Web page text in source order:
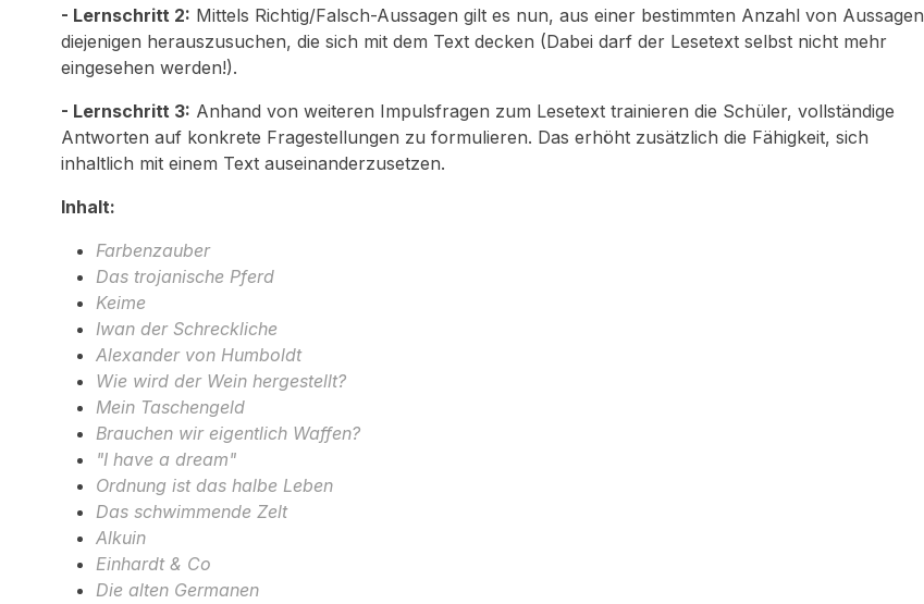
- Lernschritt 2: Mittels Richtig/Falsch-Aussagen gilt es nun, aus einer bestimmten Anzahl von Aussagen
diejenigen herauszusuchen, die sich mit dem Text decken (Dabei darf der Lesetext selbst nicht mehr
eingesehen werden!).
- Lernschritt 3: Anhand von weiteren Impulsfragen zum Lesetext trainieren die Schüler, vollständige
Antworten auf konkrete Fragestellungen zu formulieren. Das erhöht zusätzlich die Fähigkeit, sich
inhaltlich mit einem Text auseinanderzusetzen.
Inhalt:
Farbenzauber
Das trojanische Pferd
Keime
Iwan der Schreckliche
Alexander von Humboldt
Wie wird der Wein hergestellt?
Mein Taschengeld
Brauchen wir eigentlich Waffen?
"I have a dream"
Ordnung ist das halbe Leben
Das schwimmende Zelt
Alkuin
Einhardt & Co
Die alten Germanen